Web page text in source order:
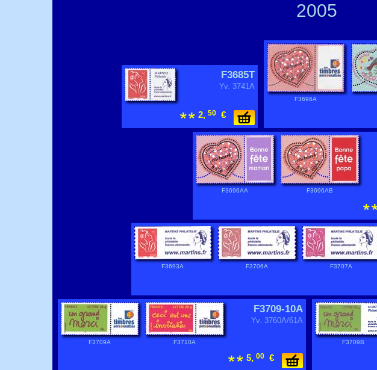
2005
F3685T
Yv. 3741A
2, 50 €
F3696A
F3696AA F3696AB
F3693A F3706A F3707A
F3709-10A
Yv. 3760A/61A
F3709A F3710A
5, 00 €
F3709B